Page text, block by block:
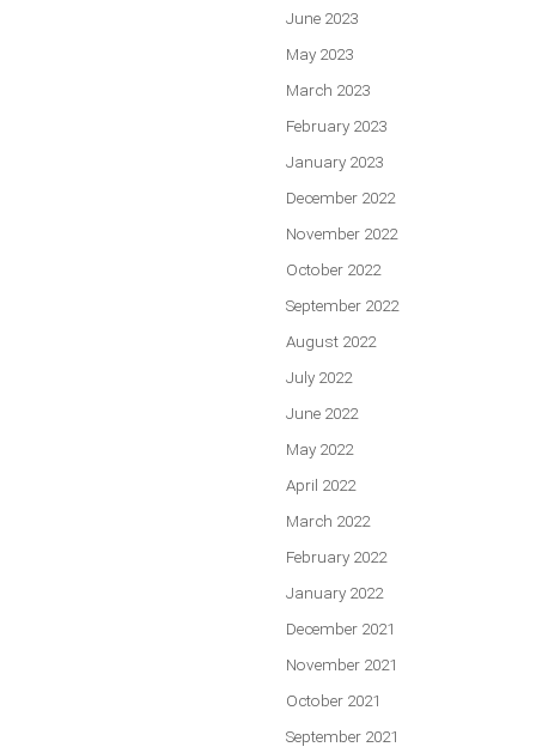
June 2023
May 2023
March 2023
February 2023
January 2023
December 2022
November 2022
October 2022
September 2022
August 2022
July 2022
June 2022
May 2022
April 2022
March 2022
February 2022
January 2022
December 2021
November 2021
October 2021
September 2021